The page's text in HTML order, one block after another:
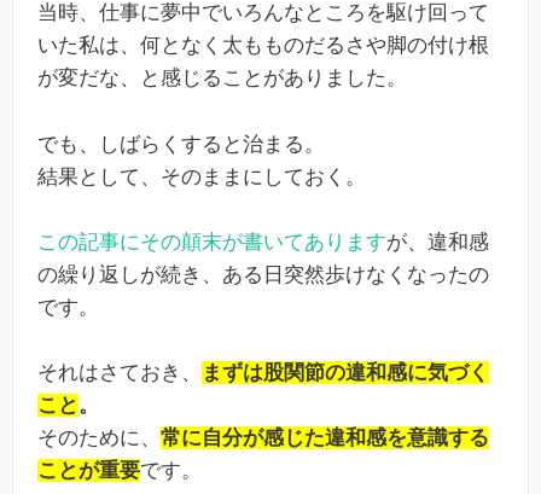
当時、仕事に夢中でいろんなところを駆け回って
いた私は、何となく太もものだるさや脚の付け根
が変だな、と感じることがありました。
でも、しばらくすると治まる。
結果として、そのままにしておく。
この記事にその顛末が書いてありますが、違和感
の繰り返しが続き、ある日突然歩けなくなったの
です。
それはさておき、
まずは股関節の違和感に気づく
こと 。
そのために、 常に自分が感じた違和感を意識する
ことが重要です。